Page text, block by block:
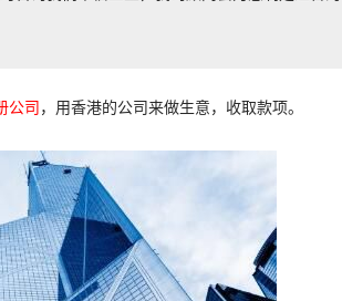
公司 ，用香港的公司来做生意，收取款项。